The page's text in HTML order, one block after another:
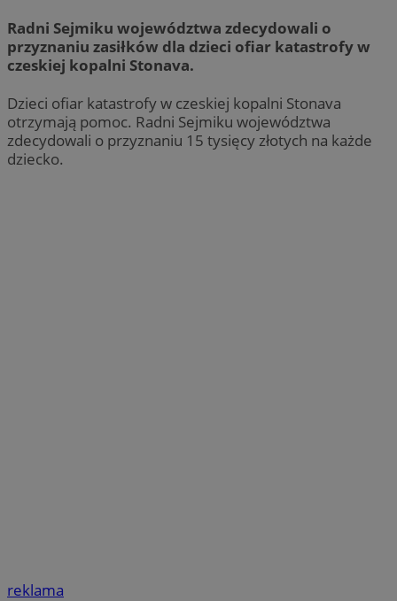
Radni Sejmiku województwa zdecydowali o
przyznaniu zasiłków dla dzieci ofiar katastrofy w
czeskiej kopalni Stonava.
Dzieci ofiar katastrofy w czeskiej kopalni Stonava
otrzymają pomoc. Radni Sejmiku województwa
zdecydowali o przyznaniu 15 tysięcy złotych na każde
dziecko.
reklama